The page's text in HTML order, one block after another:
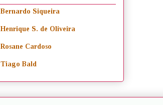
Bernardo Siqueira
Henrique S. de Oliveira
Rosane Cardoso
Tiago Bald